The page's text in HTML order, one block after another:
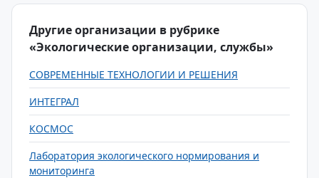
Другие организации в рубрике
«Экологические организации, службы»
СОВРЕМЕННЫЕ ТЕХНОЛОГИИ И РЕШЕНИЯ
ИНТЕГРАЛ
КОСМОС
Лаборатория экологического нормирования и
мониторинга